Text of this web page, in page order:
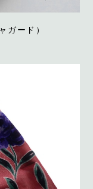
ガード）